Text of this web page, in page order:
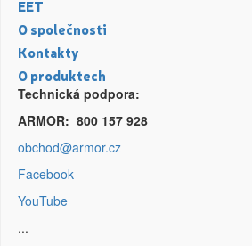
EET
O společnosti
Kontakty
O produktech
Technická podpora:
ARMOR: 800 157 928
obchod@armor.cz
Facebook
YouTube
...